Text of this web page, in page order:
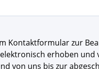
Kontaktformular zur
erhoben
von uns bis zur